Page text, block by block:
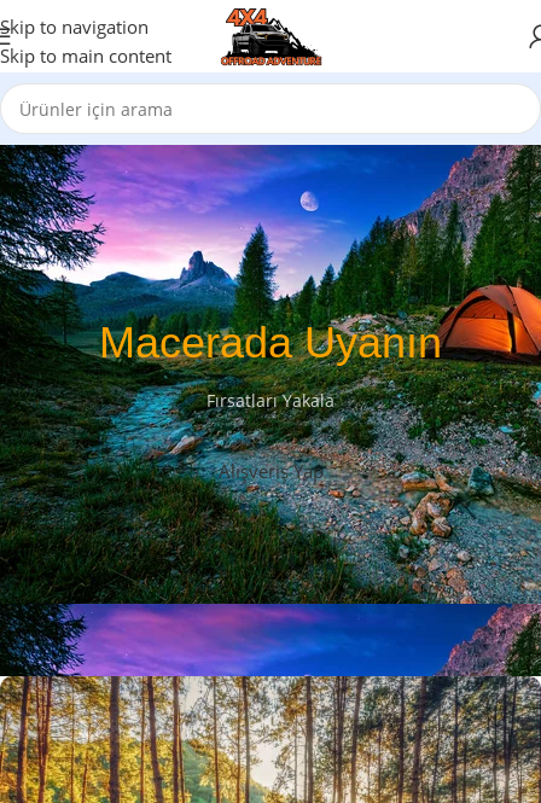
Skip to navigation
Skip to main content
Macerada Uyanın
Fırsatları Yakala
Alışveriş Yap